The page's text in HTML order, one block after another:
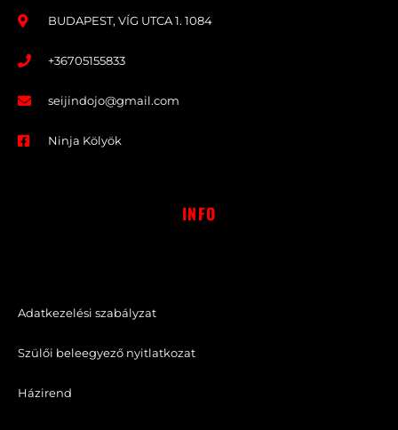
BUDAPEST, VÍG UTCA 1. 1084
+36705155833
seijindojo@gmail.com
Ninja Kölyök
INFO
Adatkezelési szabályzat
Szülői beleegyező nyitlatkozat
Házirend